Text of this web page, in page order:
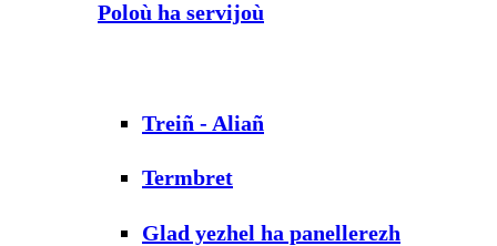
Poloù ha servijoù
Treiñ - Aliañ
Termbret
Glad yezhel ha panellerezh